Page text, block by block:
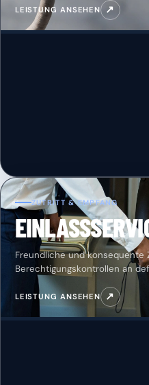
LEISTUNG ANSEHEN ↗
ZUTRITT & EMPFANG
Freundliche und konsequente
Berechtigungskontrollen an
LEISTUNG ANSEHEN ↗